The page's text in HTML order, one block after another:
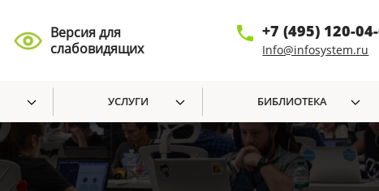
Версия для
слабовидящих
+7 (495) 120-
Info@infosystem.ru
УСЛУГИ БИБЛИОТЕКА